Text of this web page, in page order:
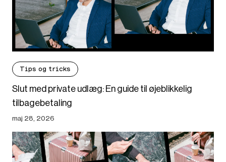
Tips og tricks
Slut med private udlæg: En guide til øjeblikkelig
tilbagebetaling
maj 28, 2026